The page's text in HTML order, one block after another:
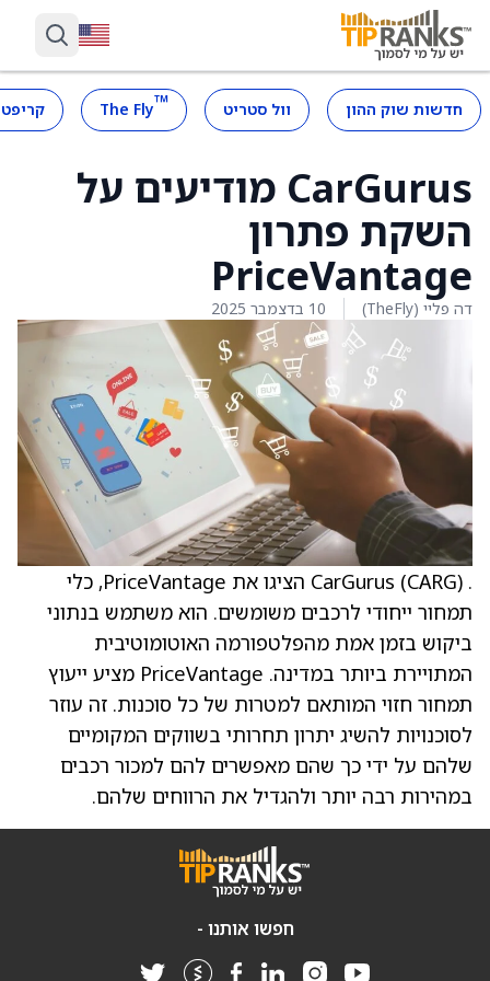
חדשות שוק ההון וול סטריט ™
The Fly
CarGurus מודיעים על
השקת פתרון
PriceVantage
דה פליי (TheFly) 10 בדצמבר 2025
. CarGurus (CARG) הציגו את PriceVantage, כלי
תמחור ייחודי לרכבים משומשים. הוא משתמש בנתוני
ביקוש בזמן אמת מהפלטפורמה האוטומוטיבית
המתויירת ביותר במדינה. PriceVantage מציע ייעוץ
תמחור חזוי המותאם למטרות של כל סוכנות. זה עוזר
לסוכנויות להשיג יתרון תחרותי בשווקים המקומיים
שלהם על ידי כך שהם מאפשרים להם למכור רכבים
במהירות רבה יותר ולהגדיל את הרווחים שלהם.
חפשו אותנו -